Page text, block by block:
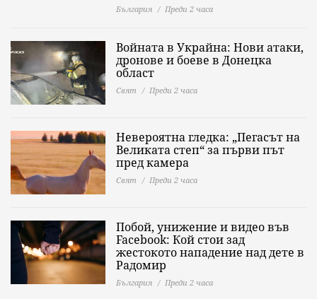
България Преди 2 часа
Войната в Украйна: Нови атаки,
дронове и боеве в Донецка
област
Свят Преди 2 часа
Невероятна гледка: „Пегасът на
Великата степ“ за първи път
пред камера
Свят Преди 2 часа
Побой, унижение и видео във
Facebook: Кой стои зад
жестокото нападение над дете в
Радомир
България Преди 2 часа